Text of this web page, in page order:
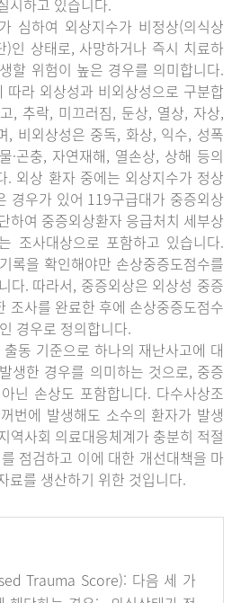
시하고 있습니다.
심하여 외상지수가 비정상(의식상
)인 상태로, 사망하거나 즉시 치료하
할 위험이 높은 경우를 의미합니다.
따라 외상성과 비외상성으로 구분합
, 추락, 미끄러짐, 둔상, 열상, 자상,
, 비외상성은 중독, 화상, 익수, 성폭
·곤충, 자연재해, 열손상, 상해 등의
. 외상 환자 중에는 외상지수가 정상
경우가 있어 119구급대가 중증외상
하여 중증외상환자 응급처치 세부상
조사대상으로 포함하고 있습니다.
록을 확인해야만 손상중증도점수를
다. 따라서, 중증외상은 외상성 중증
조사를 완료한 후에 손상중증도점수
경우로 정의합니다.
동 기준으로 하나의 재난사고에 대
생한 경우를 의미하는 것으로, 중증
닌 손상도 포함합니다. 다수사상조
번에 발생해도 소수의 환자가 발생
역사회 의료대응체계가 충분히 적절
점검하고 이에 대한 개선대책을 마
료를 생산하기 위한 것입니다.
Trauma Score): 다음 세 가